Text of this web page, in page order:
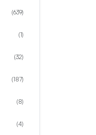
(639)
(1)
(32)
(187)
(8)
(4)